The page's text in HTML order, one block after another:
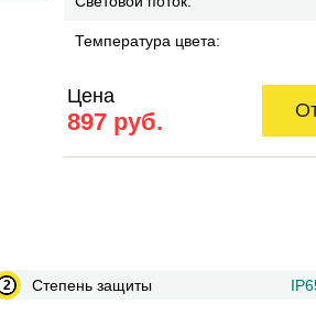
Температура цвета:
Цена
897 руб.
Степень защиты